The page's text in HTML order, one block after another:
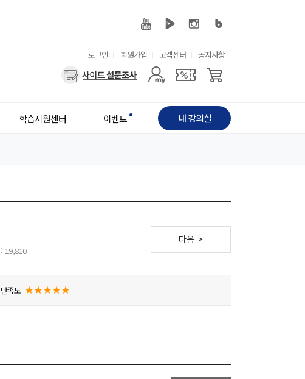
유
용
로그인 회원가입 고객센터 공지사항
사
메
학습지원센터 이벤트 내 강의실
19,810
다음 >
만족도